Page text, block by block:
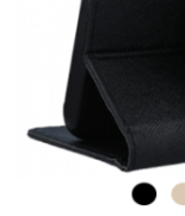
Šaljivi motivi
Xiaomi
Huawei
Držači za ruku
HDMI kabel
HI-FI linije